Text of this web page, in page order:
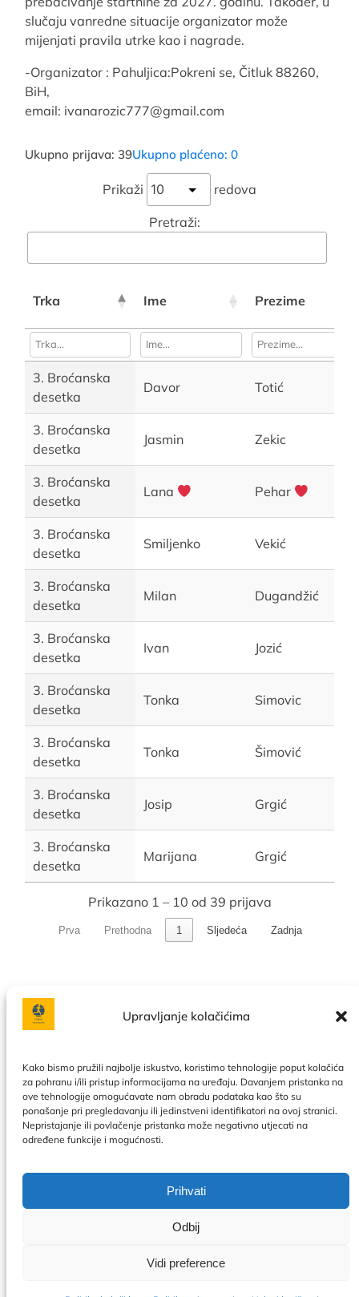
Upravljanje kolačićima
Kako bismo pružili najbolje iskustvo, koristimo tehnologije poput kolačića
za pohranu i/ili pristup informacijama na uređaju. Davanjem pristanka na
ove tehnologije omogućavate nam obradu podataka kao što su
ponašanje pri pregledavanju ili jedinstveni identifikatori na ovoj stranici.
Nepristajanje ili povlačenje pristanka može negativno utjecati na
određene funkcije i mogućnosti.
Prihvati
Odbij
Vidi preference
slučaju vanredne situacije organizator može
mijenjati pravila utrke kao i nagrade.
-Organizator : Pahuljica:Pokreni se, Čitluk 88260,
BiH,
email: ivanarozic777@gmail.com
Ukupno prijava: 39Ukupno plaćeno: 0
Prikaži redova
Pretraži:
Trka Ime Prezime
3. Broćanska
desetka
Davor Totić
3. Broćanska
desetka
Jasmin Zekic
3. Broćanska
desetka
Lana Pehar
3. Broćanska
desetka
Smiljenko Vekić
3. Broćanska
desetka
Milan Dugandžić
3. Broćanska
desetka
Ivan Jozić
3. Broćanska
desetka
Tonka Simovic
3. Broćanska
desetka
Tonka Šimović
3. Broćanska
desetka
Josip Grgić
3. Broćanska
desetka
Marijana Grgić
Prikazano 1 – 10 od 39 prijava
Prva Prethodna 1 Sljedeća Zadnja
Facebook
Instagram
Politika privatnosti|Uslovi korištenja|Naše usluge
nama | Kontakt|Kalendar| Politika kolačića